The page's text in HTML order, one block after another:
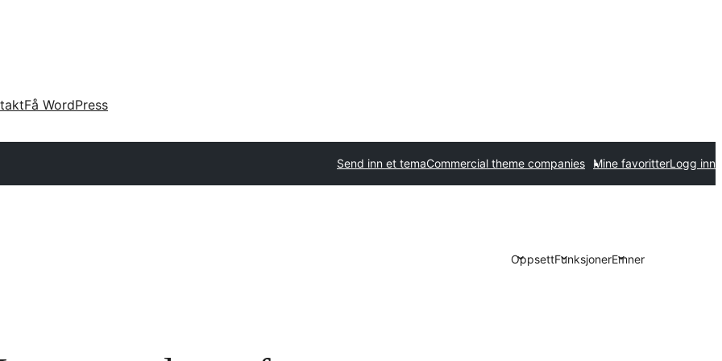
Få WordPress
Send inn et temaCommercial theme companies Mine favoritterLogg inn
OppsettFunksjonerEmner